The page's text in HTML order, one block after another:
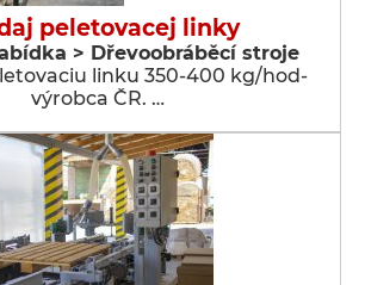
peletovacej linky
> Dřevoobráběcí stroje
linku 350-400 kg/hod-
výrobca ČR. …